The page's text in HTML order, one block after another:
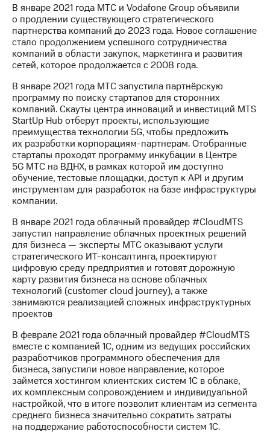
Финансовая
отчетность
Контакты
Новости
в
регионе
и акционерам
Корпоративное
управление
Корпоративный
секретарь
Раскрытие
информации
акционерам
Документы
ПАО
"МТС"
Собрания
акционеров
Личный
кабинет
акционера
капитал
Контроль
и
аудит
Рынок
акций
Описание
Программа
В январе 2021 года МТС и Vodafone Group объявили
о продлении существующего стратегического
партнерства компаний до 2023 года. Новое соглашение
стало продолжением успешного сотрудничества
компаний в области закупок, маркетинга и развития
сетей, которое продолжается с 2008 года.
В январе 2021 года МТС запустила партнёрскую
программу по поиску стартапов для сторонних
компаний. Скауты центра инноваций и инвестиций MTS
StartUp Hub отберут проекты, использующие
преимущества технологии 5G, чтобы предложить
их разработки корпорациям-партнерам. Отобранные
стартапы проходят программу инкубации в Центре
5G МТС на ВДНХ, в рамках которой им доступно
обучение, тестовые площадки, доступ к API и другим
инструментам для разработок на базе инфраструктуры
компании.
В январе 2021 года облачный провайдер #CloudMTS
запустил направление облачных проектных решений
для бизнеса — эксперты МТС оказывают услуги
стратегического ИТ-консалтинга, проектируют
цифровую среду предприятия и готовят дорожную
карту развития бизнеса на основе облачных
технологий (customer cloud journey), а также
занимаются реализацией сложных инфраструктурных
проектов
В феврале 2021 года облачный провайдер #CloudMTS
вместе с компанией 1С, одним из ведущих российских
разработчиков программного обеспечения для
бизнеса, запустили новое направление, которое
займется хостингом клиентских систем 1С в облаке,
их комплексным сопровождением и индивидуальной
настройкой, что в итоге позволит клиентам из сегмента
среднего бизнеса значительно сократить затраты
на поддержание работоспособности систем 1С.